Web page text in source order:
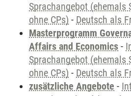
Sprachangebot (ehemals
ohne CPs) - Deutsch als
Masterprogramm
Affairs and Economics -
Sprachangebot (ehemals
ohne CPs) - Deutsch als
zusätzliche Angebote -